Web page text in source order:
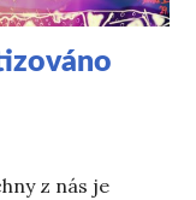
z nás je